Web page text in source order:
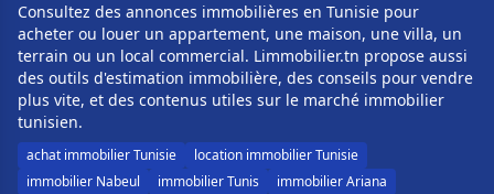
Consultez des annonces immobilières en Tunisie pour
acheter ou louer un appartement, une maison, une villa, un
terrain ou un local commercial. Limmobilier.tn propose aussi
des outils d'estimation immobilière, des conseils pour vendre
plus vite, et des contenus utiles sur le marché immobilier
tunisien.
achat immobilier Tunisie
location immobilier Tunisie
immobilier Nabeul
immobilier Tunis
immobilier Ariana